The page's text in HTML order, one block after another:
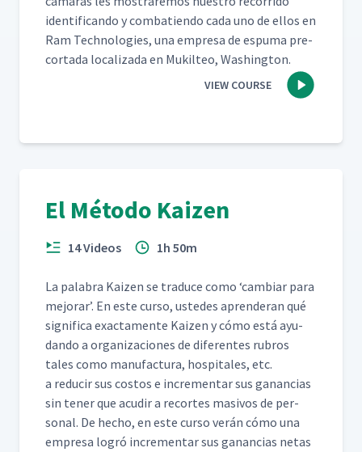
iden­ti­f­i­can­do y com­bat­ien­do cada uno de ellos en
Ram Tech­nolo­gies, una empre­sa de espuma pre-
cor­ta­da local­iza­da en Muk­il­teo, Washington.
VIEW COURSE
El Método Kaizen
14 Videos 1h 50m
La pal­abra Kaizen se tra­duce como ‘cam­biar para
mejo­rar’. En este cur­so, ust­edes apren­der­an qué
sig­nifi­ca exac­ta­mente Kaizen y cómo está ayu­
dan­do a orga­ni­za­ciones de difer­entes rubros
tales como man­u­fac­tura, hos­pi­tales, etc.
a reducir sus cos­tos e incre­men­tar sus ganan­cias
sin ten­er que acud­ir a recortes masivos de per­
son­al. De hecho, en este cur­so verán cómo una
empre­sa logró incre­men­tar sus ganan­cias netas